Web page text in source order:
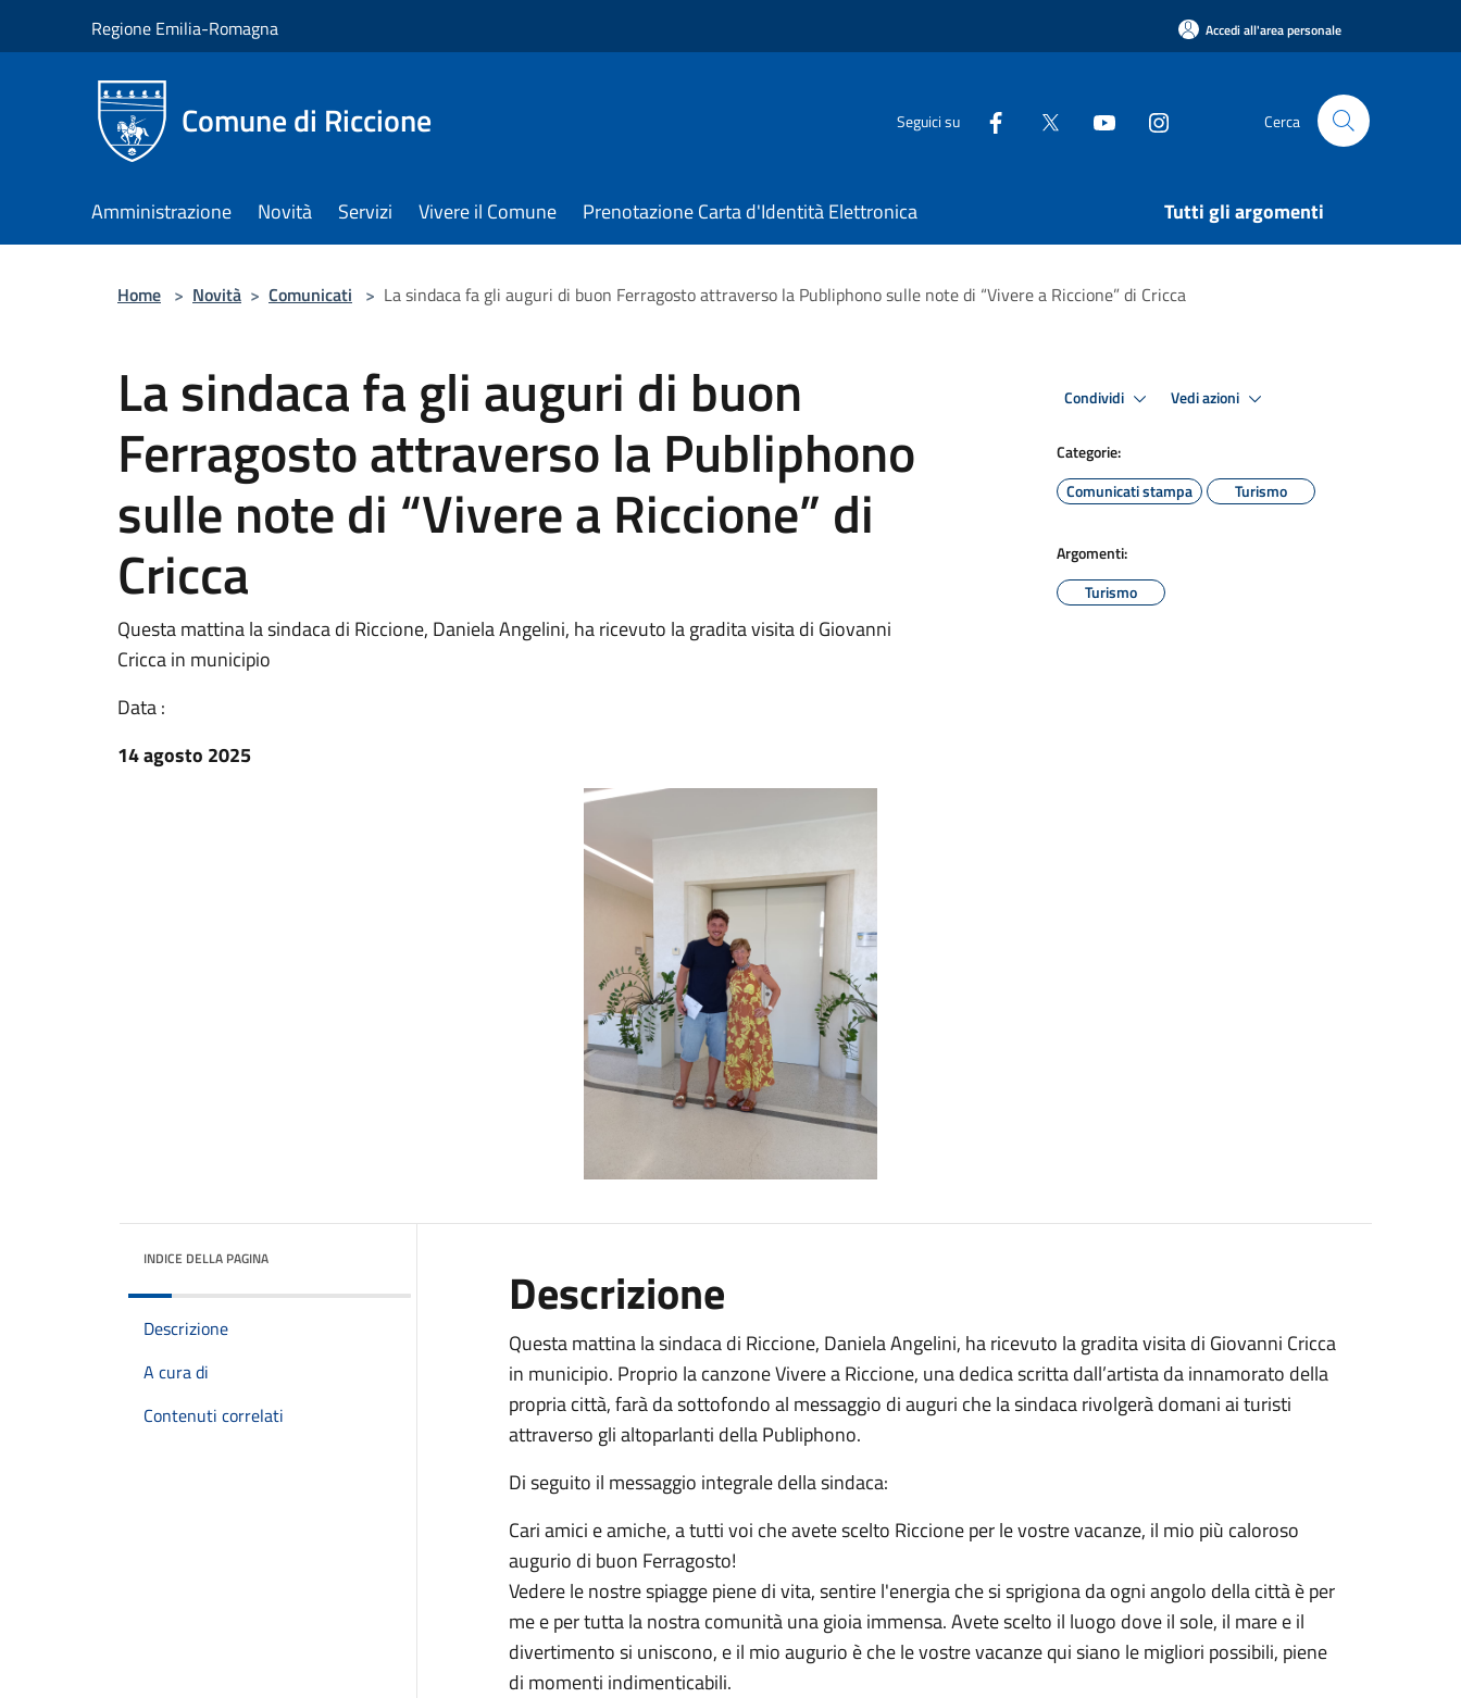
Regione Emilia-Romagna Accedi all'area personale
Comune di Riccione Seguici su Cerca
Amministrazione Novità Servizi Vivere il Comune Prenotazione Carta d'Identità Elettronica Tutti gli argomenti
Home > Novità > Comunicati > La sindaca fa gli auguri di buon Ferragosto attraverso la Publiphono sulle note di “Vivere a Riccione” di Cricca
La sindaca fa gli auguri di buon
Ferragosto attraverso la Publiphono
sulle note di “Vivere a Riccione” di
Cricca
Questa mattina la sindaca di Riccione, Daniela Angelini, ha ricevuto la gradita visita di Giovanni
Cricca in municipio
Data :
14 agosto 2025
Condividi Vedi azioni
Categorie:
Comunicati stampa
Turismo
Argomenti:
Turismo
INDICE DELLA PAGINA
Descrizione
A cura di
Contenuti correlati
Descrizione
Questa mattina la sindaca di Riccione, Daniela Angelini, ha ricevuto la gradita visita di Giovanni Cricca
in municipio. Proprio la canzone Vivere a Riccione, una dedica scritta dall’artista da innamorato della
propria città, farà da sottofondo al messaggio di auguri che la sindaca rivolgerà domani ai turisti
attraverso gli altoparlanti della Publiphono.
Di seguito il messaggio integrale della sindaca:
Cari amici e amiche, a tutti voi che avete scelto Riccione per le vostre vacanze, il mio più caloroso
augurio di buon Ferragosto!
Vedere le nostre spiagge piene di vita, sentire l'energia che si sprigiona da ogni angolo della città è per
me e per tutta la nostra comunità una gioia immensa. Avete scelto il luogo dove il sole, il mare e il
divertimento si uniscono, e il mio augurio è che le vostre vacanze qui siano le migliori possibili, piene
di momenti indimenticabili.